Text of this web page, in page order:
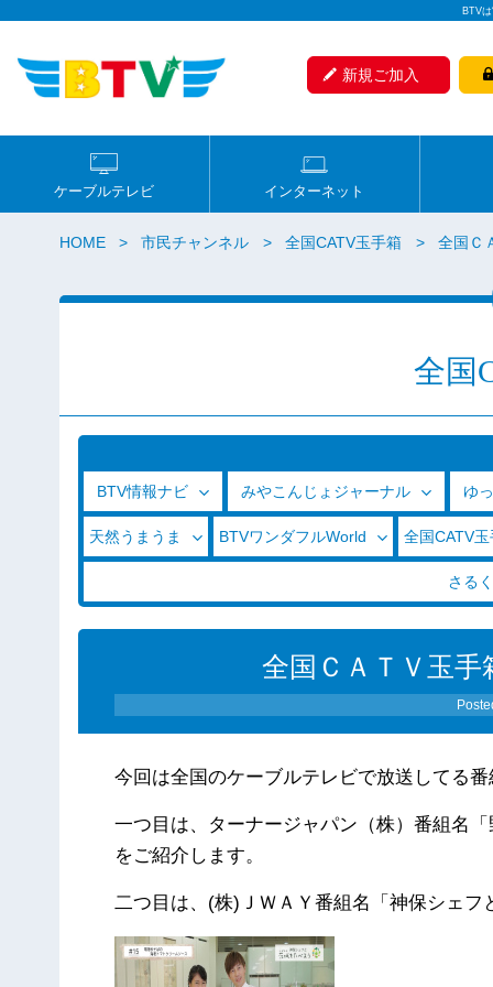
BTV
新規ご加入
ケーブルテレビ インターネット
HOME 市民チャンネル 全国CATV玉手箱 全国Ｃ
全国
BTV情報ナビ みやこんじょジャーナル ゆ
天然うまうま BTVワンダフルWorld 全国CATV
さる
全国ＣＡＴＶ玉手
今回は全国のケーブルテレビで放送してる
一つ目は、ターナージャパン（株）番組
をご紹介します。
二つ目は、(株)ＪＷＡＹ番組名「神保シェ